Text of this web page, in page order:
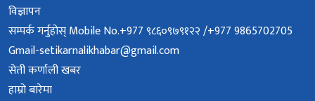
विज्ञापन
सम्पर्क गर्नुहोस् Mobile No.+977 ९८६०९७९१२२ /+977 9865702705
Gmail-setikarnalikhabar@gmail.com
सेती कर्णाली खबर
हाम्रो बारेमा